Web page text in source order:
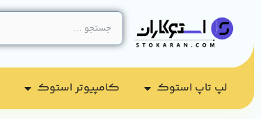
لپ تاپ استوک کامپیوتر استوک​